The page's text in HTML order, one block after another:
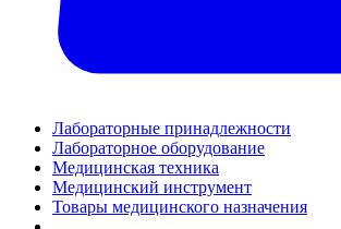
Лабораторные принадлежности
Лабораторное оборудование
Медицинская техника
Медицинский инструмент
Товары медицинского назначения